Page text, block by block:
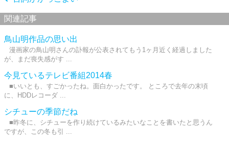
関連記事
鳥山明作品の思い出
漫画家の鳥山明さんの訃報が公表されてもう1ヶ月近く経過しました
が、まだ喪失感がす ...
今見ているテレビ番組2014春
■いいとも、すごかったね。面白かったです。 ところで去年の末頃
に、HDDレコーダ ...
シチューの季節だね
■昨冬に、シチューを作り続けているみたいなことを書いたと思うん
ですが、この冬も引 ...